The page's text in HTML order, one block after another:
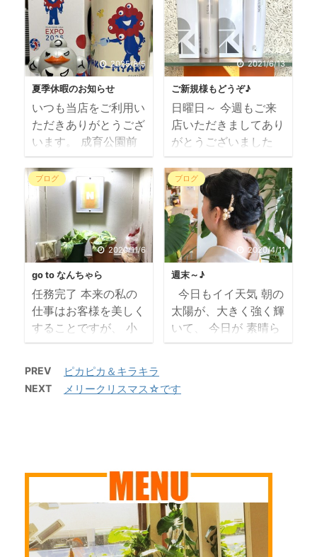
が クリスマス満載で
す なんか、ウキウキ
しますねぇ～ 24日も
25日も営業します
2019年12月と2020年
1月の定休日のお知ら
せです 黄色部が定休
日です 12月は月曜日
のみ休業、火曜日も営
業いたします 最終月
曜日30日は営業しま
す 31日大晦日からお
正月休みになります
新年1月は、三が日を
休業、4日（土）より
通常営業いたします
毎週月曜日と、第二＆
第四週火曜 ...
今月は anniversary
～ エイプリルフール
に公式発表したけど、
嘘じゃないよ ホンマ
の話 2022年4月は
当サロン20周年記念
キャンペーン実施中
です 20年分の感謝の
気持ちを込めて 全メ
ニュー 10％OFF 店
販商品 10％OFF で
す これからの季節に
必要な髪のＵＶケア
ミーファフレグランス
ＵＶスプレー
（￥1320） 一度使
えば違いがわかる Toi
...
2025/8/5
夏季休暇のお知らせ
いつも当店をご利用い
ただきありがとうござ
います。 成育公園前
のヘアサロン N で
す 毎日毎日、ホンマ
に暑いですね～ 皆
様、ご自愛くださいま
せ。 当店の夏季休暇
は 第二週(月）～(水）
です。 第三週（月
火）も連休します。
何卒よろしくお願いい
たします さて昨日の
月曜日は ネイルメン
テナンス 先月の＃万
たので 今月も大人気
の＃黒ミャクにしてみ
ートには EXPO と
2021/6/13
ご新規様もどうぞ♪
日曜日～ 今週もご来
店いただきましてあり
がとうございました
城東区にある美容室
N です 成育公園前
の美容室といえば 当
店のことさ どうぞお
気軽にご予約ください
ませ もっと雨が降る
かと思いきや、 意外
と曇り空のまま一日が
過ぎていきました～
今はまた少し降り出し
ました 湿度がすご
い・・ 色々な理由
超･ベリーロングだっ
以上カット～～ ...
ブログ
2020/11/6
go to なんちゃら
任務完了 本来の私の
仕事はお客様を美しく
することですが、 小
さな店の事業主であり
マネージャーといえば
聞こえは良いが、 先
んでいたのに、 もう
次の休日の事を考えて
います 皆様は、
「go to ～」しました
か Go To Eat 大阪キ
ブログ
2020/4/11
週末～♪
今日もイイ天気 朝の
太陽が、大きく強く輝
いて、 今日が 素晴ら
しい一日になるように
ご利用いただきありが
様のお着付です 入学
式も始業式も今月中に
は行われないし・・・
とりあえず着たい 写
真だけは撮ってくださ
PREV ピカピカ＆キラキラ
NEXT メリークリスマス☆です